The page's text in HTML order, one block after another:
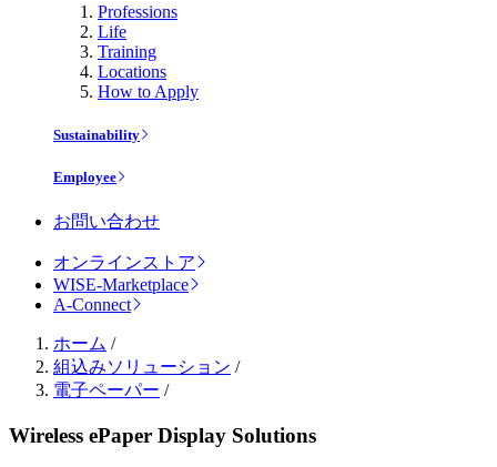
Professions
Life
Training
Locations
How to Apply
Sustainability
Employee
お問い合わせ
オンラインストア
WISE-Marketplace
A-Connect
ホーム /
組込みソリューション /
電子ペーパー /
Wireless ePaper Display Solutions